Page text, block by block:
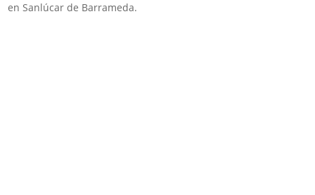
en Sanlúcar de Barrameda.